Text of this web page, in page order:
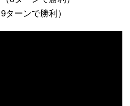
ターンで勝利）